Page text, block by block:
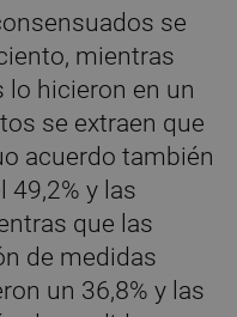
se
mientras
lo hicieron en un
se extraen que
acuerdo también
49,2% y las
que las
de medidas
un 36,8% y las